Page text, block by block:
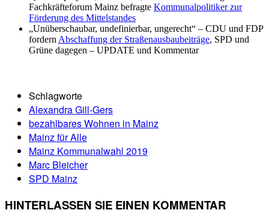
Fachkräfteforum Mainz befragte Kommunalpolitiker zur
Förderung des Mittelstandes
„Unüberschaubar, undefinierbar, ungerecht“ – CDU und FDP
fordern Abschaffung der Straßenausbaubeiträge, SPD und
Grüne dagegen – UPDATE und Kommentar
Schlagworte
Alexandra Gill-Gers
bezahlbares Wohnen in Mainz
Mainz für Alle
Mainz Kommunalwahl 2019
Marc Bleicher
SPD Mainz
HINTERLASSEN SIE EINEN KOMMENTAR